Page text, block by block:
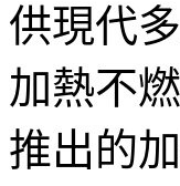
供現代
加熱不
推出的